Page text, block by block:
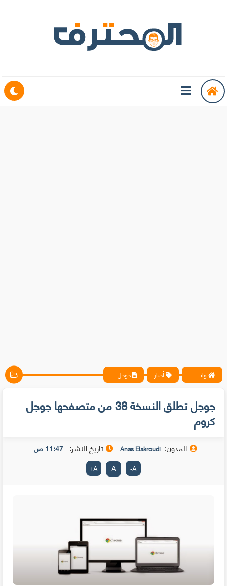
واتس آب ، فيسبوك ، أنترنت ، شروحات تقنية حصرية - المحترف أخبار جوجل تطلق النسخة 38 من متصفحها جوجل كروم
جوجل تطلق النسخة 38 من متصفحها جوجل
كروم
المدون: Anas Elakroudi تاريخ النشر: 11:47 ص
A
-
A
A
+